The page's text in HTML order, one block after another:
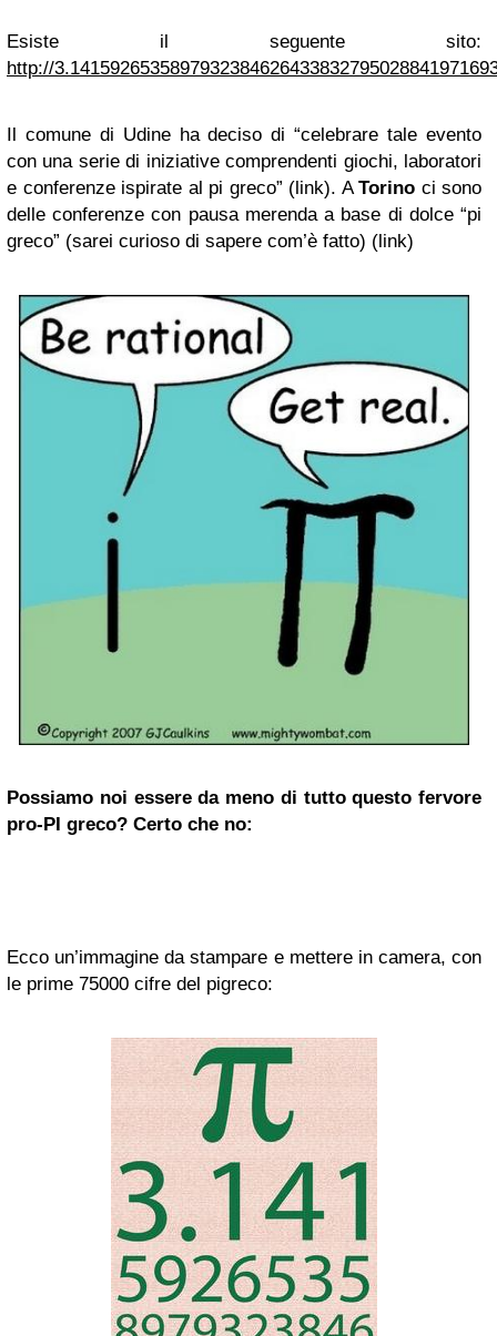
Esiste il seguente sito:
http://
Il comune di Udine ha deciso di “celebrare tale evento
con una serie di iniziative comprendenti giochi, laboratori
e conferenze ispirate al pi greco” (link). ATorino ci sono
delle conferenze con pausa merenda a base di dolce “pi
greco” (sarei curioso di sapere com’è fatto) (link)
Possiamo noi essere da meno di tutto questo fervore
pro-PI greco? Certo che no:
Ecco un’immagine da stampare e mettere in camera, con
le prime 75000 cifre del pigreco: